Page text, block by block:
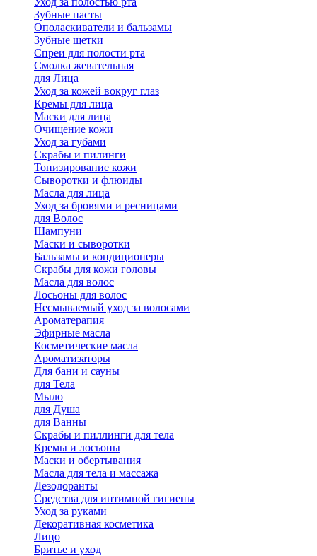
Зубные пасты
Ополаскиватели и бальзамы
Зубные щетки
Спреи для полости рта
Смолка жевательная
для Лица
Уход за кожей вокруг глаз
Кремы для лица
Маски для лица
Очищение кожи
Уход за губами
Скрабы и пилинги
Тонизирование кожи
Сыворотки и флюиды
Масла для лица
Уход за бровями и ресницами
для Волос
Шампуни
Маски и сыворотки
Бальзамы и кондиционеры
Скрабы для кожи головы
Масла для волос
Лосьоны для волос
Несмываемый уход за волосами
Ароматерапия
Эфирные масла
Косметические масла
Ароматизаторы
Для бани и сауны
для Тела
Мыло
для Душа
для Ванны
Скрабы и пиллинги для тела
Кремы и лосьоны
Маски и обертывания
Масла для тела и массажа
Дезодоранты
Средства для интимной гигиены
Уход за руками
Декоративная косметика
Лицо
Бритье и уход